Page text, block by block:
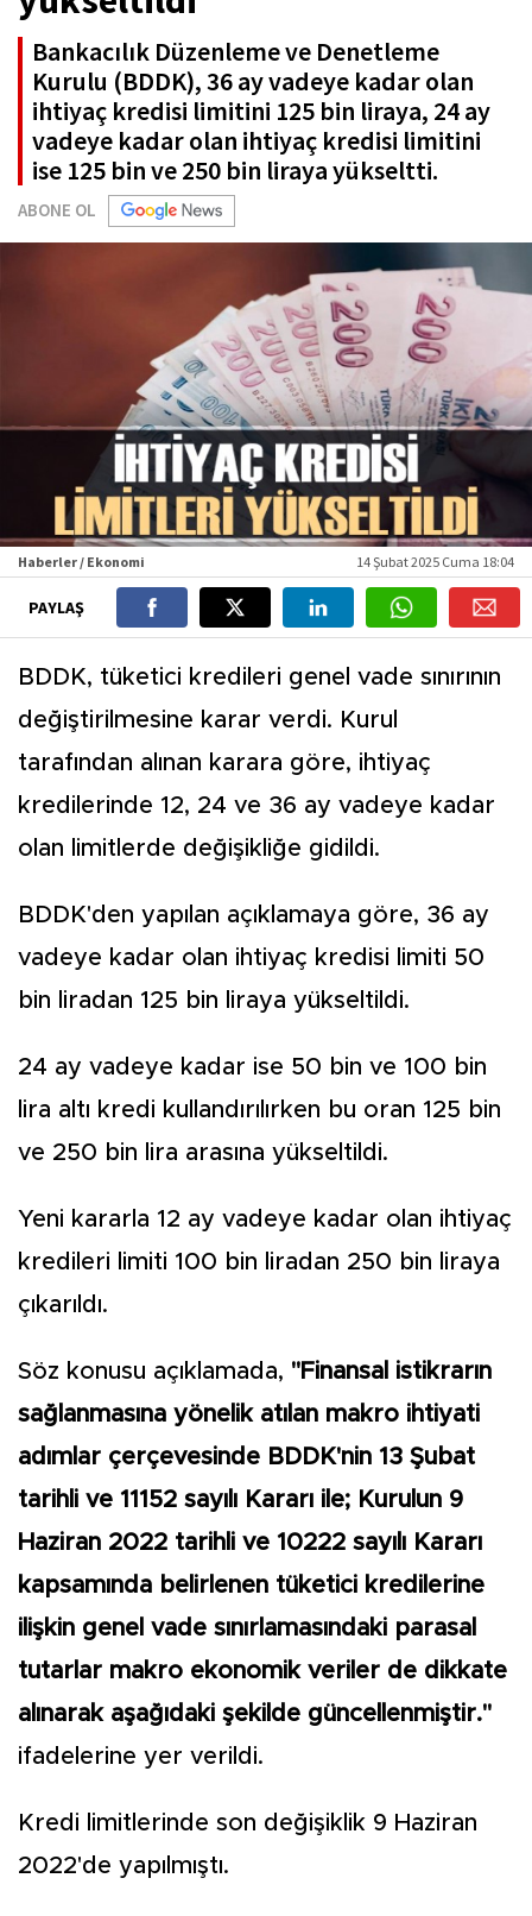
Bankacılık Düzenleme ve Denetleme
Kurulu (BDDK), 36 ay vadeye kadar olan
ihtiyaç kredisi limitini 125 bin liraya, 24 ay
vadeye kadar olan ihtiyaç kredisi limitini
ise 125 bin ve 250 bin liraya yükseltti.
ABONE OL
Haberler / Ekonomi 14 Şubat 2025 Cuma 18:04
PAYLAŞ
BDDK, tüketici kredileri genel vade sınırının
değiştirilmesine karar verdi. Kurul
tarafından alınan karara göre, ihtiyaç
kredilerinde 12, 24 ve 36 ay vadeye kadar
olan limitlerde değişikliğe gidildi.
BDDK'den yapılan açıklamaya göre, 36 ay
vadeye kadar olan ihtiyaç kredisi limiti 50
bin liradan 125 bin liraya yükseltildi.
24 ay vadeye kadar ise 50 bin ve 100 bin
lira altı kredi kullandırılırken bu oran 125 bin
ve 250 bin lira arasına yükseltildi.
Yeni kararla 12 ay vadeye kadar olan ihtiyaç
kredileri limiti 100 bin liradan 250 bin liraya
çıkarıldı.
Söz konusu açıklamada, "Finansal istikrarın
sağlanmasına yönelik atılan makro ihtiyati
adımlar çerçevesinde BDDK'nin 13 Şubat
tarihli ve 11152 sayılı Kararı ile; Kurulun 9
Haziran 2022 tarihli ve 10222 sayılı Kararı
kapsamında belirlenen tüketici kredilerine
ilişkin genel vade sınırlamasındaki parasal
tutarlar makro ekonomik veriler de dikkate
alınarak aşağıdaki şekilde güncellenmiştir."
ifadelerine yer verildi.
Kredi limitlerinde son değişiklik 9 Haziran
2022'de yapılmıştı.